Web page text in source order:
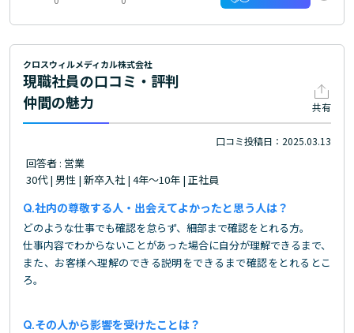
クロスウィルメディカル株式会社
現職社員の口コミ・評判
仲間の魅力
共有
口コミ投稿日：2025.03.13
回答者 : 営業
30代 | 男性 | 新卒入社 | 4年～10年 | 正社員
社内の尊敬する人・出会えてよかったと思う人は？
どのような仕事でも確認を怠らず、細部まで確認をとれる方。
仕事内容でわからないことがあった場合に自分が理解できるまで、
また、お客様へ理解のできる説明をできるまで確認をとれるとこ
ろ。
その人から影響を受けたことは？